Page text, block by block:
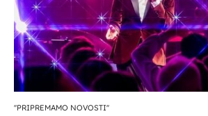
''PRIPREMAMO NOVOSTI''